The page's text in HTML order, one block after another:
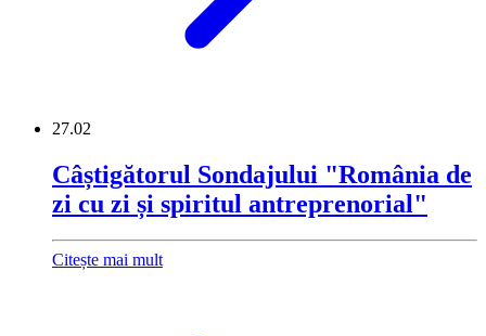
27.02
Câștigătorul Sondajului "România de
zi cu zi și spiritul antreprenorial"
Citește mai mult